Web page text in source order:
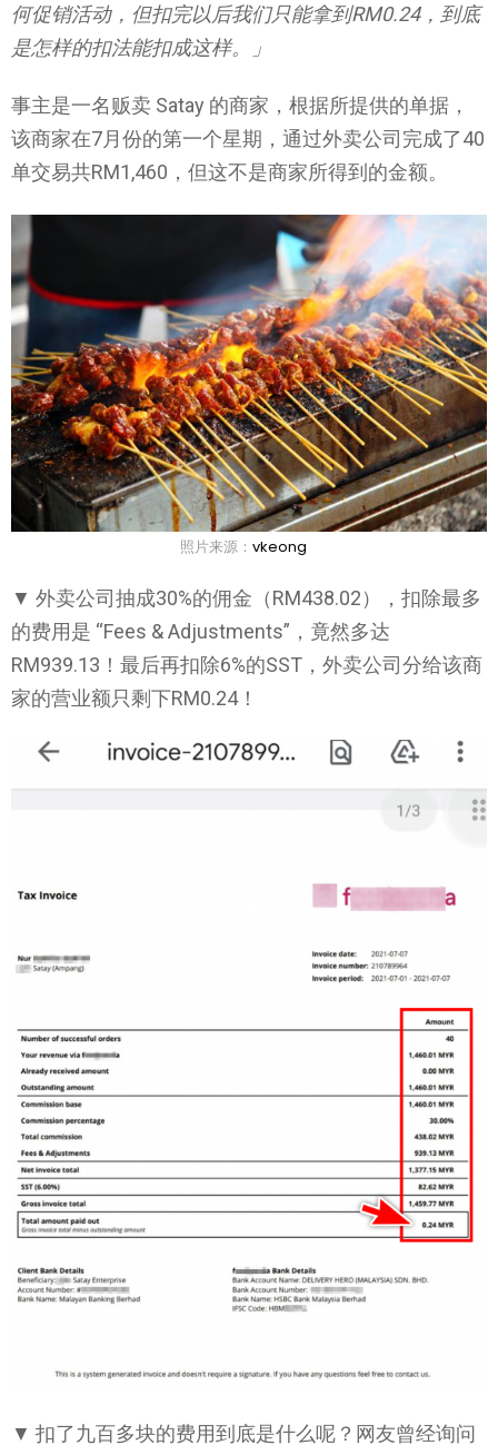
何促销活动，但扣完以后我们只能拿到RM0.24，到底
是怎样的扣法能扣成这样。」
事主是一名贩卖 Satay 的商家，根据所提供的单据，
该商家在7月份的第一个星期，通过外卖公司完成了40
单交易共RM1,460，但这不是商家所得到的金额。
照片来源： vkeong
▼ 外卖公司抽成30%的佣金（RM438.02），扣除最多
的费用是 “Fees & Adjustments”，竟然多达
RM939.13！最后再扣除6%的SST，外卖公司分给该商
家的营业额只剩下RM0.24！
▼ 扣了九百多块的费用到底是什么呢？网友曾经询问